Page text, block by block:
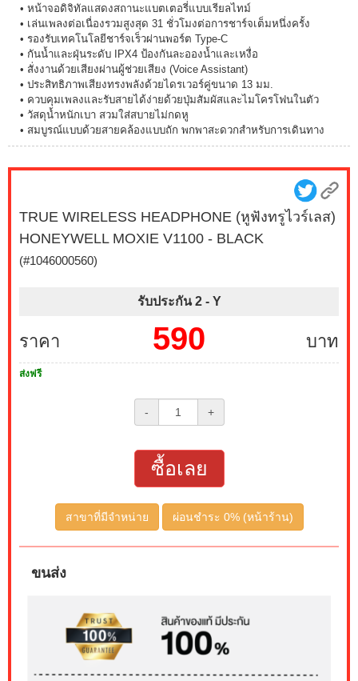
• หน้าจอดิจิทัลแสดงสถานะแบตเตอรี่แบบเรียลไทม์
• เล่นเพลงต่อเนื่องรวมสูงสุด 31 ชั่วโมงต่อการชาร์จเต็มหนึ่งครั้ง
• รองรับเทคโนโลยีชาร์จเร็วผ่านพอร์ต Type-C
• กันน้ำและฝุ่นระดับ IPX4 ป้องกันละอองน้ำและเหงื่อ
• สั่งงานด้วยเสียงผ่านผู้ช่วยเสียง (Voice Assistant)
• ประสิทธิภาพเสียงทรงพลังด้วยไดรเวอร์คู่ขนาด 13 มม.
• ควบคุมเพลงและรับสายได้ง่ายด้วยปุ่มสัมผัสและไมโครโฟนในตัว
• วัสดุน้ำหนักเบา สวมใส่สบายไม่กดหู
• สมบูรณ์แบบด้วยสายคล้องแบบถัก พกพาสะดวกสำหรับการเดินทาง
TRUE WIRELESS HEADPHONE (หูฟังทรูไวร์เลส)
HONEYWELL MOXIE V1100 - BLACK
(#1046000560)
รับประกัน 2 - Y
ราคา บาท
590
ส่งฟรี
- +
ซื้อเลย
สาขาที่มีจำหน่าย ผ่อนชำระ 0% (หน้าร้าน)
ขนส่ง